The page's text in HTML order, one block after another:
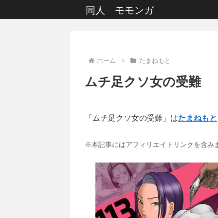
同人 モモンガ
ホーム たまねもと
ムチ足クソ女の受難
「ムチ足クソ女の受難」はたまねもと
※本記事にはアフィリエイトリンクを含み